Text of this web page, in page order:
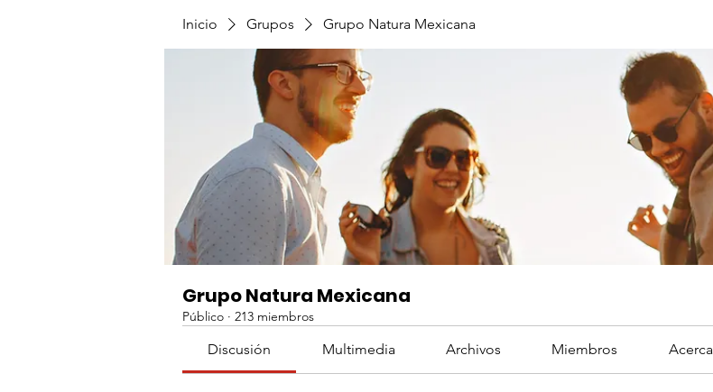
Inicio Grupos Grupo Natura Mexicana
Grupo Natura Mexicana
Público · 213 miembros
Discusión Multimedia Archivos Miembros